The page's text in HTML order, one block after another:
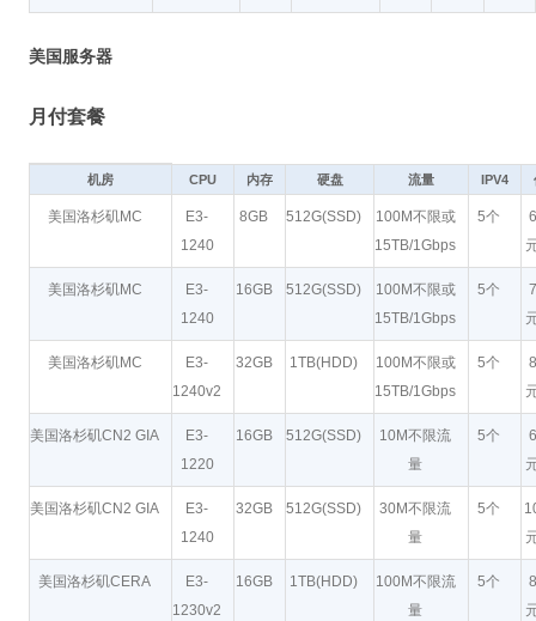
美国服务器
月付套餐
机房 CPU 内存 硬盘 流量 IPV4
美国洛杉矶MC
E3-
1240
8GB 512G(SSD)
100M不限或
15TB/1Gbps
5个
美国洛杉矶MC
E3-
1240
16GB 512G(SSD)
100M不限或
15TB/1Gbps
5个
美国洛杉矶MC
E3-
1240v2
32GB 1TB(HDD)
100M不限或
15TB/1Gbps
5个
美国洛杉矶CN2 GIA
E3-
1220
16GB 512G(SSD)
10M不限流
量
5个
美国洛杉矶CN2 GIA
E3-
1240
32GB 512G(SSD)
30M不限流
量
5个
美国洛杉矶CERA
E3-
1230v2
16GB 1TB(HDD)
100M不限流
量
5个